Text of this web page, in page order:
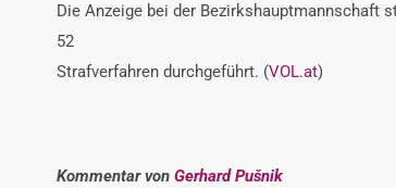
Die Anzeige bei der Bezirkshauptmannschaft
52
Strafverfahren durchgeführt. (VOL.at)
Kommentar von Gerhard Pušnik